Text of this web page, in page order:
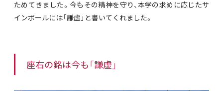
ためてきました。今もその精神を守り、本学の求めに応じたサ
インボールには「謙虚」と書いてくれました。
座右の銘は今も「謙虚」